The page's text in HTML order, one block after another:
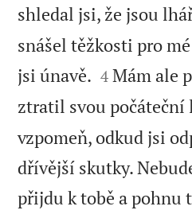
shledal jsi, že jsou
snášel těžkosti pro
jsi únavě. 

4 Mám ale
ztratil svou počáteční
vzpomeň, odkud jsi
dřívější skutky.
přijdu k tobě a pohnu